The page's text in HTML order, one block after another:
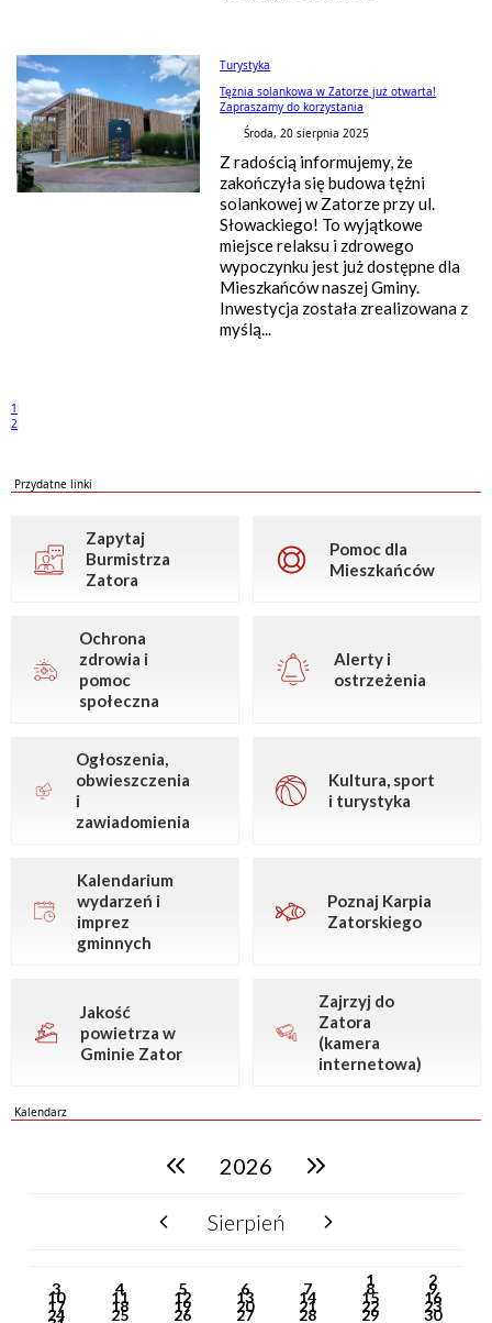
Turystyka
Tężnia solankowa w Zatorze już otwarta!
Zapraszamy do korzystania
Środa, 20 sierpnia 2025
Z radością informujemy, że
zakończyła się budowa tężni
solankowej w Zatorze przy ul.
Słowackiego! To wyjątkowe
miejsce relaksu i zdrowego
wypoczynku jest już dostępne dla
Mieszkańców naszej Gminy.
Inwestycja została zrealizowana z
myślą...
1
2
Przydatne linki
Zapytaj
Burmistrza
Zatora
Pomoc dla
Mieszkańców
Ochrona
zdrowia i
pomoc
społeczna
Alerty i
ostrzeżenia
Ogłoszenia,
obwieszczenia
i
zawiadomienia
Kultura, sport
i turystyka
Kalendarium
wydarzeń i
imprez
gminnych
Poznaj Karpia
Zatorskiego
Jakość
powietrza w
Gminie Zator
Zajrzyj do
Zatora
(kamera
internetowa)
Kalendarz
poprzedni rok2026 następny rok
poprzedni miesiącSierpień następny miesiąc
1 2
3 4 5 6 7 8 9
10 11 12 13 14 15 16
17 18 19 20 21 22 23
24 25 26 27 28 29 30